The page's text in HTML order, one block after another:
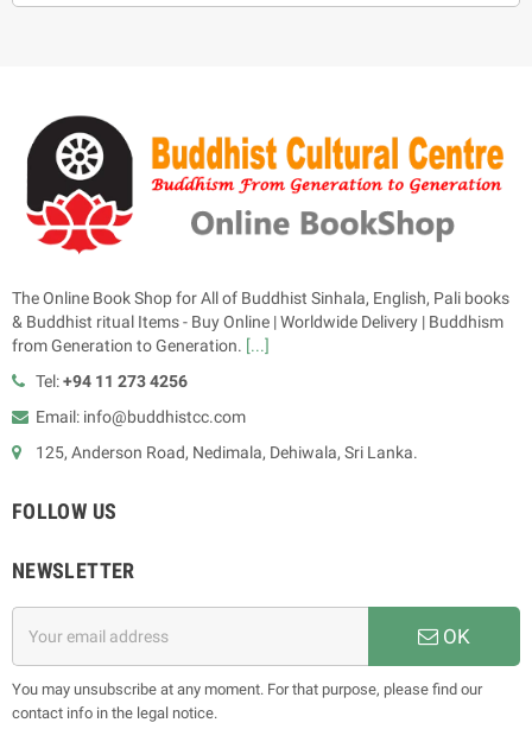
The Online Book Shop for All of Buddhist Sinhala, English, Pali books
& Buddhist ritual Items - Buy Online | Worldwide Delivery | Buddhism
from Generation to Generation. [...]
Tel:+94 11 273 4256
Email: info@buddhistcc.com
125, Anderson Road, Nedimala, Dehiwala, Sri Lanka.
FOLLOW US
NEWSLETTER
OK
You may unsubscribe at any moment. For that purpose, please find our
contact info in the legal notice.